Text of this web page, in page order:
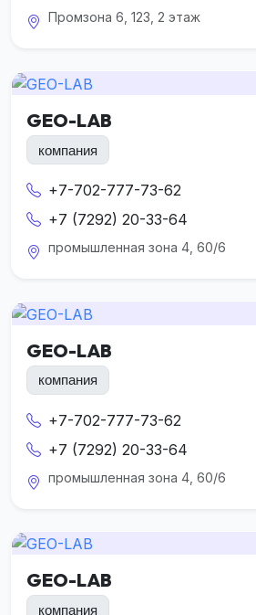
Промзона 6, 123, 2 этаж
GEO-LAB
компания
+7-702-777-73-62
+7 (7292) 20-33-64
промышленная зона 4, 60/6
GEO-LAB
компания
+7-702-777-73-62
+7 (7292) 20-33-64
промышленная зона 4, 60/6
GEO-LAB
компания